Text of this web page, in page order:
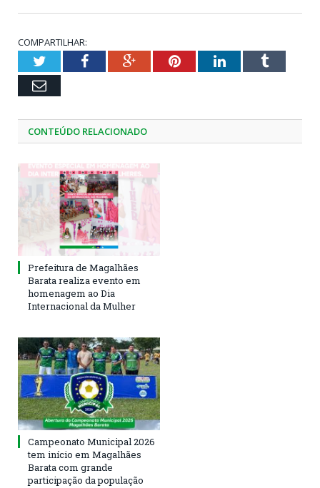
COMPARTILHAR:
TwitterFacebookGoogle+PinterestLinkedInTumblr
Email
CONTEÚDO RELACIONADO
Prefeitura de Magalhães
Barata realiza evento em
homenagem ao Dia
Internacional da Mulher
Campeonato Municipal 2026
tem início em Magalhães
Barata com grande
participação da população